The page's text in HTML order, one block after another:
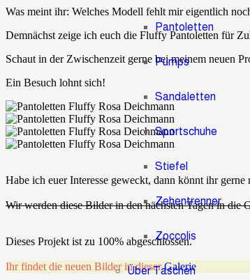
Pantoletten
Pumps
Sandaletten
Sportschuhe
Stiefel
Zehentrenner
Zoccolis
Über Taschen
Was meint ihr: Welches Modell fehlt mir eigentlich
Demnächst zeige ich euch die Fluffy Pantoletten für
Schaut in der Zwischenzeit gerne bei meinem neuen
Ein Besuch lohnt sich!
Habe ich euer Interesse geweckt, dann könnt ihr gerne
Wir werden diese Bilder in den nächsten Tagen in die
Dieses Projekt ist zu 100% abgeschlossen.
Ihr findet die neuen Bilder in dieserGalerie